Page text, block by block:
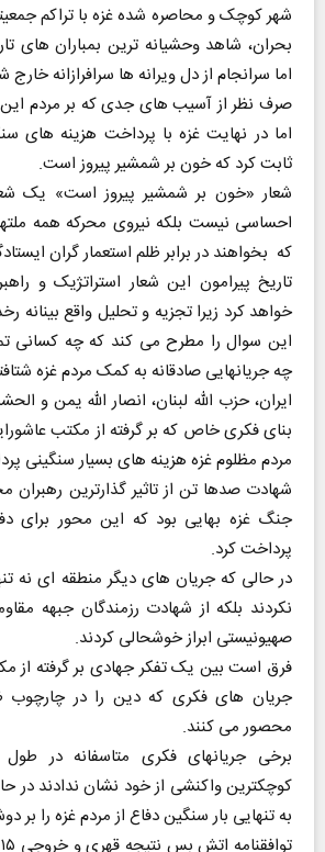
بحران، شاهد وحشیانه ترین بمباران های
اما سرانجام از دل ویرانه ها سرافرازانه خارج
صرف نظر از آسیب های جدی که بر مردم
اما در نهایت غزه با پرداخت هزینه های
ثابت کرد که خون بر شمشیر پیروز است.
شعار «خون بر شمشیر پیروز است» یک
احساسی نیست بلکه نیروی محرکه همه
که بخواهند در برابر ظلم استعمار گران
تاریخ پیرامون این شعار استراتژیک و
این سوال را مطرح می کند که چه کسانی
چه جریانهایی صادقانه به کمک مردم غزه
ایران، حزب الله لبنان، انصار الله یمن و
بنای فکری خاص که بر گرفته از مکتب
مردم مظلوم غزه هزینه های بسیار سنگینی
شهادت صدها تن از تاثیر گذارترین
جنگ غزه بهایی بود که این محور برای
پرداخت کرد.
در حالی که جریان های دیگر منطقه ای نه
نکردند بلکه از شهادت رزمندگان جبهه
صهیونیستی ابراز خوشحالی کردند.
فرق است بین یک تفکر جهادی بر گرفته از
جریان های فکری که دین را در چارچوب
محصور می کنند.
کوچکترین واکنشی از خود نشان ندادند در
به تنهایی بار سنگین دفاع از مردم غزه را بر